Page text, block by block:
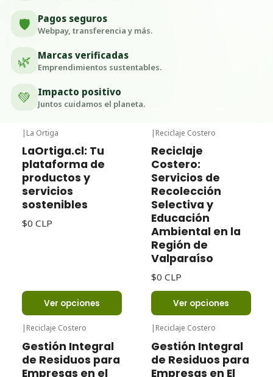
🛡️ Pagos seguros
Webpay, transferencia y más.
🌿 Marcas verificadas
Emprendimientos sustentables.
💚 Impacto positivo
Juntos cuidamos el planeta.
| La Ortiga
LaOrtiga.cl: Tu
plataforma de
productos y
servicios
sostenibles
$0 CLP
Ver opciones
| Reciclaje Costero
Reciclaje
Costero:
Servicios de
Recolección
Selectiva y
Educación
Ambiental en la
Región de
Valparaíso
$0 CLP
Ver opciones
| Reciclaje Costero
Gestión Integral
de Residuos para
Empresas en el
| Reciclaje Costero
Gestión Integral
de Residuos para
Empresas en El